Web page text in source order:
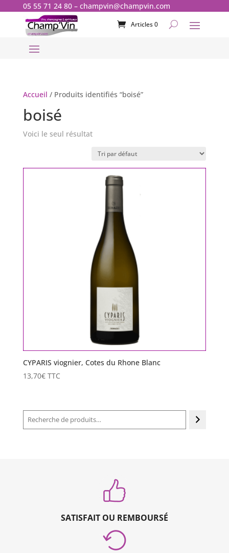
05 55 71 24 80– champvin@champvin.com
Articles 0
Accueil / Produits identifiés “boisé”
boisé
Voici le seul résultat
CYPARIS viognier, Cotes du Rhone Blanc
13,70€ TTC
Recherche
SATISFAIT OU REMBOURSÉ